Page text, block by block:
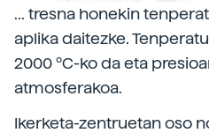
... tresna honekin
aplika daitezke.
2000 ºC-ko da eta
atmosferakoa.
Ikerketa-zentruetan oso